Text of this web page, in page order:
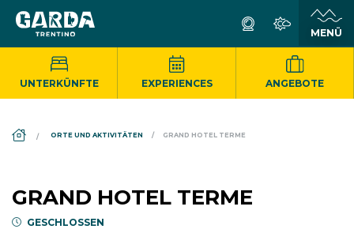
UNTERKÜNFTE EXPERIENCES ANGEBOTE
ORTE UND AKTIVITÄTEN GRAND HOTEL TERME
GRAND HOTEL TERME
GESCHLOSSEN